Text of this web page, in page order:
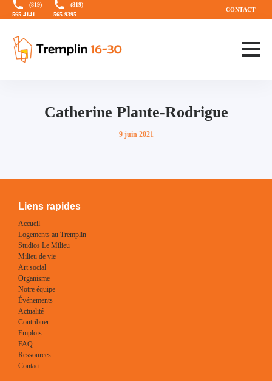
Aller
directement
contenu
Aller
principal
(819)
565-4141
(819)
565-9395
CONTACT
Catherine Plante-Rodrigue
Publié
9 juin 2021
Liens rapides
Accueil
Logements au Tremplin
Studios Le Milieu
Milieu de vie
Art social
Organisme
Notre équipe
Événements
Actualité
Contribuer
Emplois
FAQ
Ressources
Contact